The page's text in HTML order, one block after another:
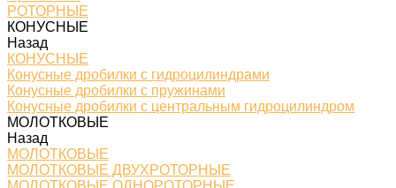
РОТОРНЫЕ
КОНУСНЫЕ
Назад
КОНУСНЫЕ
Конусные дробилки с гидроцилиндрами
Конусные дробилки с пружинами
Конусные дробилки с центральным гидроцилиндром
МОЛОТКОВЫЕ
Назад
МОЛОТКОВЫЕ
МОЛОТКОВЫЕ ДВУХРОТОРНЫЕ